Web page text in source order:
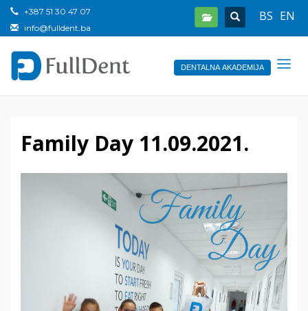
BS EN
+387 51 30 47 07
info@fulldent.ba
DENTALNA AKADEMIJA
Family Day 11.09.2021.